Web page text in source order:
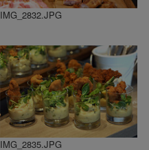
IMG_2832.JPG
IMG_2835.JPG